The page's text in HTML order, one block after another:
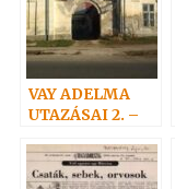
VAY ADELMA
UTAZÁSAI 2. –
Zsolcza